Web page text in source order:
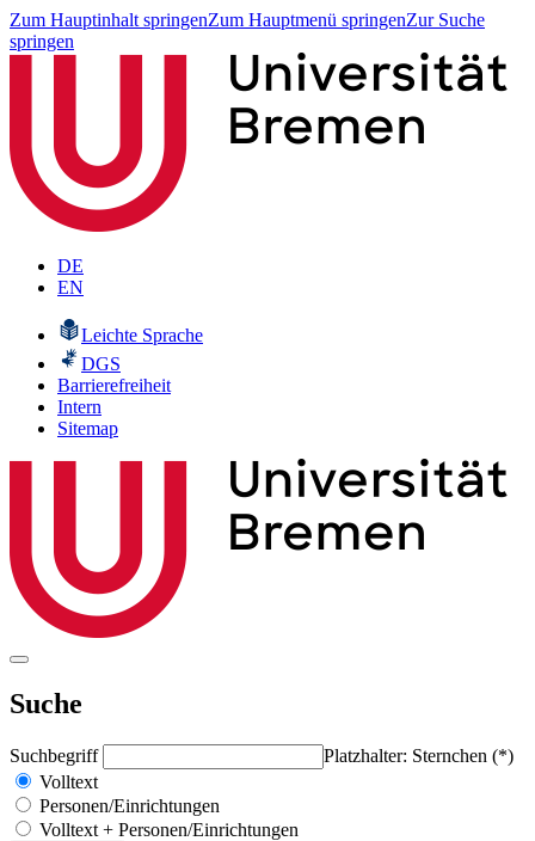
Zum Hauptinhalt springenZum Hauptmenü springenZur Suche
springen
DE
EN
Leichte Sprache
DGS
Barrierefreiheit
Intern
Sitemap
Suche
Suchbegriff
Platzhalter: Sternchen (*)
Volltext
Personen/Einrichtungen
Volltext + Personen/Einrichtungen